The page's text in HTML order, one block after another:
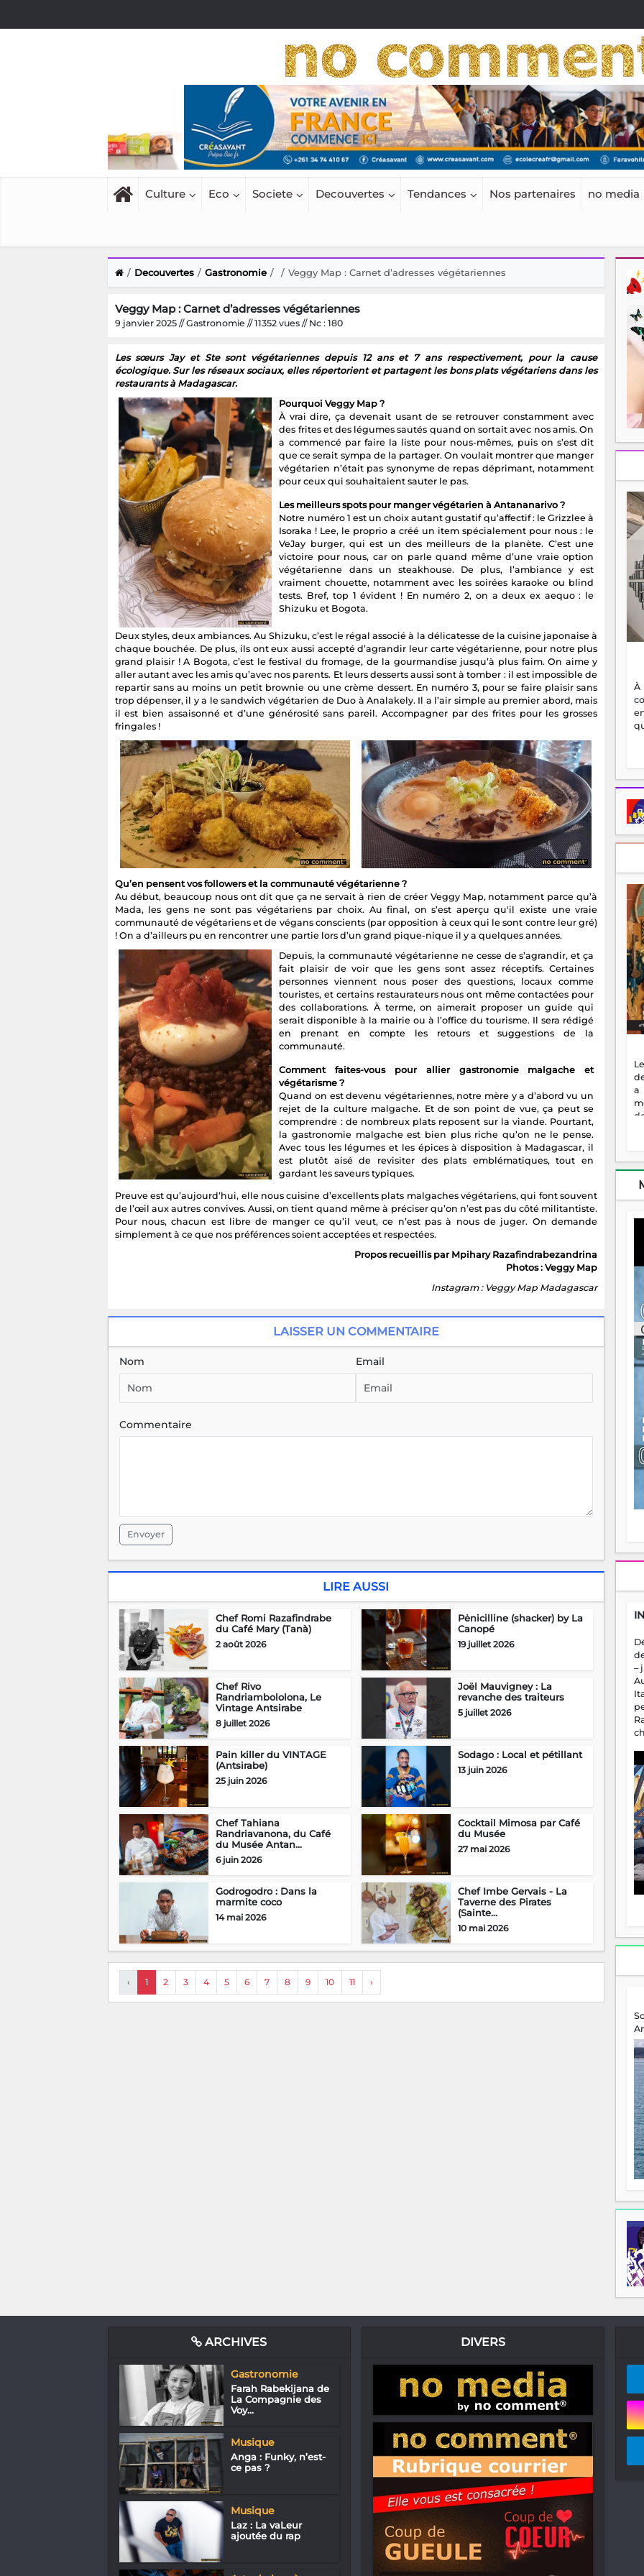
Culture Eco Societe Decouvertes Tendances Nos partenaires no media
Decouvertes Gastronomie Veggy Map : Carnet d’adresses végétariennes
Veggy Map : Carnet d’adresses végétariennes
9 janvier 2025 // Gastronomie // 11352 vues // Nc : 180
Les sœurs Jay et Ste sont végétariennes depuis 12 ans et 7 ans respectivement, pour la cause
écologique. Sur les réseaux sociaux, elles répertorient et partagent les bons plats végétariens dans les
restaurants à Madagascar.
Pourquoi Veggy Map ?
À vrai dire, ça devenait usant de se retrouver constamment avec
des frites et des légumes sautés quand on sortait avec nos amis. On
a commencé par faire la liste pour nous-mêmes, puis on s’est dit
que ce serait sympa de la partager. On voulait montrer que manger
végétarien n’était pas synonyme de repas déprimant, notamment
pour ceux qui souhaitaient sauter le pas.
Les meilleurs spots pour manger végétarien à Antananarivo ?
Notre numéro 1 est un choix autant gustatif qu’affectif : le Grizzlee à
Isoraka ! Lee, le proprio a créé un item spécialement pour nous : le
VeJay burger, qui est un des meilleurs de la planète. C’est une
victoire pour nous, car on parle quand même d’une vraie option
végétarienne dans un steakhouse. De plus, l’ambiance y est
vraiment chouette, notamment avec les soirées karaoke ou blind
tests. Bref, top 1 évident ! En numéro 2, on a deux ex aequo : le
Shizuku et Bogota.
Deux styles, deux ambiances. Au Shizuku, c’est le régal associé à la délicatesse de la cuisine japonaise à
chaque bouchée. De plus, ils ont eux aussi accepté d’agrandir leur carte végétarienne, pour notre plus
grand plaisir ! A Bogota, c’est le festival du fromage, de la gourmandise jusqu’à plus faim. On aime y
aller autant avec les amis qu’avec nos parents. Et leurs desserts aussi sont à tomber : il est impossible de
repartir sans au moins un petit brownie ou une crème dessert. En numéro 3, pour se faire plaisir sans
trop dépenser, il y a le sandwich végétarien de Duo à Analakely. Il a l’air simple au premier abord, mais
il est bien assaisonné et d’une générosité sans pareil. Accompagner par des frites pour les grosses
fringales !
Qu’en pensent vos followers et la communauté végétarienne ?
Au début, beaucoup nous ont dit que ça ne servait à rien de créer Veggy Map, notamment parce qu’à
Mada, les gens ne sont pas végétariens par choix. Au final, on s’est aperçu qu'il existe une vraie
communauté de végétariens et de végans conscients (par opposition à ceux qui le sont contre leur gré)
! On a d’ailleurs pu en rencontrer une partie lors d’un grand pique-nique il y a quelques années.
Depuis, la communauté végétarienne ne cesse de s’agrandir, et ça
fait plaisir de voir que les gens sont assez réceptifs. Certaines
personnes viennent nous poser des questions, locaux comme
touristes, et certains restaurateurs nous ont même contactées pour
des collaborations. À terme, on aimerait proposer un guide qui
serait disponible à la mairie ou à l’office du tourisme. Il sera rédigé
en prenant en compte les retours et suggestions de la
communauté.
Comment faites-vous pour allier gastronomie malgache et
végétarisme ?
Quand on est devenu végétariennes, notre mère y a d’abord vu un
rejet de la culture malgache. Et de son point de vue, ça peut se
comprendre : de nombreux plats reposent sur la viande. Pourtant,
la gastronomie malgache est bien plus riche qu’on ne le pense.
Avec tous les légumes et les épices à disposition à Madagascar, il
est plutôt aisé de revisiter des plats emblématiques, tout en
gardant les saveurs typiques.
Preuve est qu’aujourd’hui, elle nous cuisine d’excellents plats malgaches végétariens, qui font souvent
de l’œil aux autres convives. Aussi, on tient quand même à préciser qu’on n’est pas du côté militantiste.
Pour nous, chacun est libre de manger ce qu’il veut, ce n’est pas à nous de juger. On demande
simplement à ce que nos préférences soient acceptées et respectées.
Propos recueillis par Mpihary Razafindrabezandrina
Photos : Veggy Map
Instagram : Veggy Map Madagascar
LAISSER UN COMMENTAIRE
Nom Email
Commentaire
Envoyer
LIRE AUSSI
Chef Romi Razafindrabe
du Café Mary (Tanà)
2 août 2026
Pėnicilline (shacker) by La
Canopé
19 juillet 2026
Chef Rivo
Randriambololona, Le
Vintage Antsirabe
8 juillet 2026
Joël Mauvigney : La
revanche des traiteurs
5 juillet 2026
Pain killer du VINTAGE
(Antsirabe)
25 juin 2026
Sodago : Local et pétillant
13 juin 2026
Chef Tahiana
Randriavanona, du Café
du Musée Antan...
6 juin 2026
Cocktail Mimosa par Café
du Musée
27 mai 2026
Godrogodro : Dans la
marmite coco
14 mai 2026
Chef Imbe Gervais - La
Taverne des Pirates
(Sainte...
10 mai 2026
‹ 1 2 3 4 5 6 7 8 9 10 11 ›
a
–
ARCHIVES
Gastronomie
Farah Rabekijana de
La Compagnie des
Voy...
Musique
Anga : Funky, n’est-
ce pas ?
Musique
Laz : La vaLeur
ajoutée du rap
DIVERS